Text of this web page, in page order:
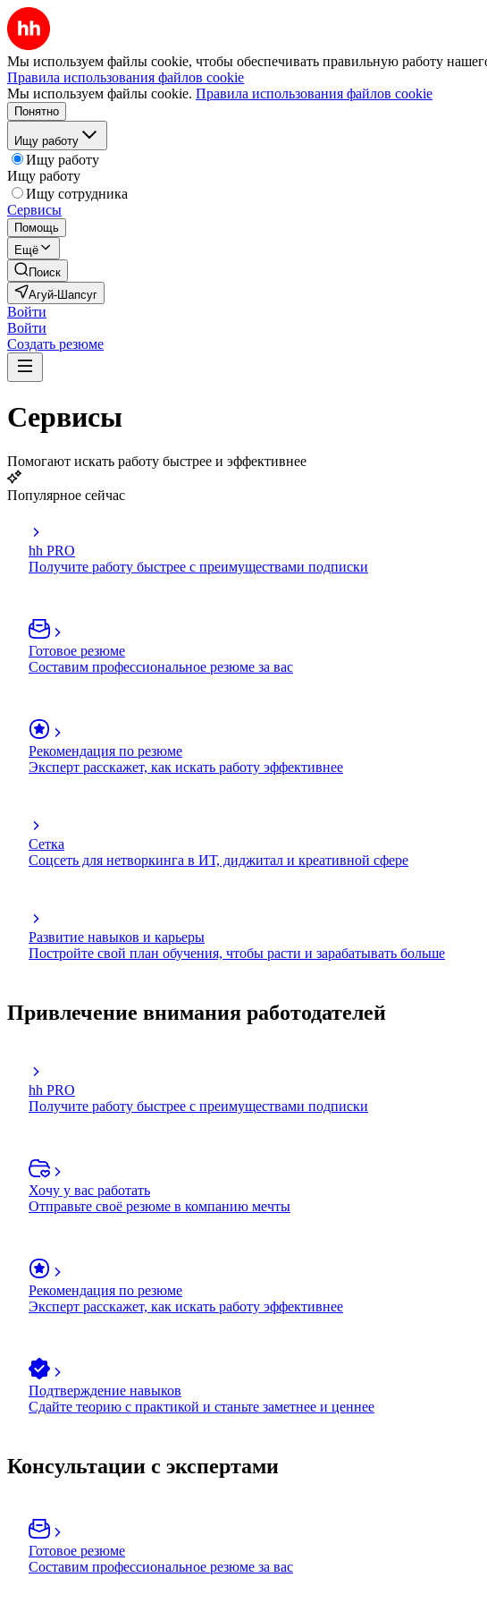
Мы используем файлы cookie, чтобы обеспечивать правильную работу
Правила использования файлов cookie
Мы используем файлы cookie. Правила использования файлов cookie
Понятно
Ищу работу
Ищу работу
Ищу работу
Ищу сотрудника
Сервисы
Помощь
Ещё
Поиск
Агуй-Шапсуг
Войти
Войти
Создать резюме
Сервисы
Помогают искать работу быстрее и эффективнее
Популярное сейчас
hh PRO
Получите работу быстрее с преимуществами подписки
Готовое резюме
Составим профессиональное резюме за вас
Рекомендация по резюме
Эксперт расскажет, как искать работу эффективнее
Сетка
Соцсеть для нетворкинга в ИТ, диджитал и креативной сфере
Развитие навыков и карьеры
Постройте свой план обучения, чтобы расти и зарабатывать больше
Привлечение внимания работодателей
hh PRO
Получите работу быстрее с преимуществами подписки
Хочу у вас работать
Отправьте своё резюме в компанию мечты
Рекомендация по резюме
Эксперт расскажет, как искать работу эффективнее
Подтверждение навыков
Сдайте теорию с практикой и станьте заметнее и ценнее
Консультации с экспертами
Готовое резюме
Составим профессиональное резюме за вас